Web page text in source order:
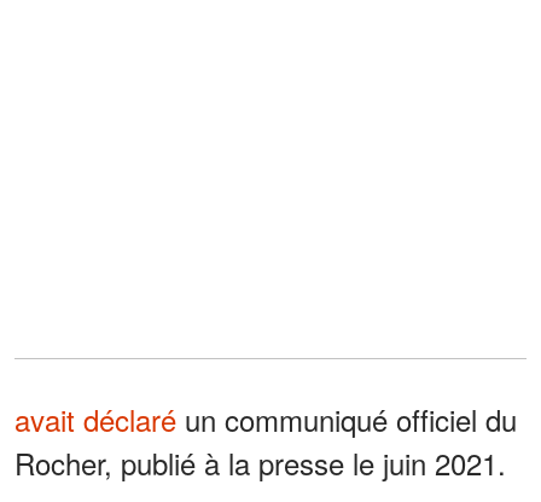
avait déclaré un communiqué officiel du
Rocher, publié à la presse le juin 2021.